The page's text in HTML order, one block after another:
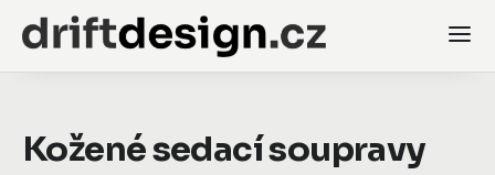
Kožené sedací soupravy